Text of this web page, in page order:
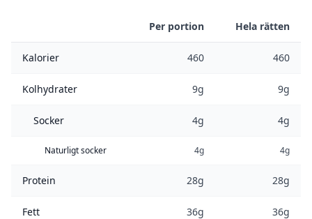
Per portion Hela rätten
Kalorier 460 460
Kolhydrater 9g 9g
Socker 4g 4g
Naturligt socker 4g 4g
Protein 28g 28g
Fett 36g 36g